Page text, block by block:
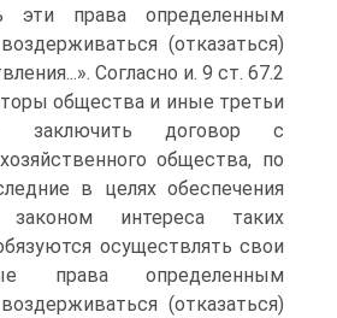
эти права определенным
(отказаться)
Согласно и. 9 ст. 67.2
общества и иные третьи
заключить договор с
общества, по
в целях обеспечения
законом интереса таких
осуществлять свои
права определенным
(отказаться)